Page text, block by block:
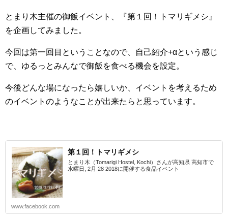
とまり木主催の御飯イベント、『第１回！トマリギメシ』
を企画してみました。
今回は第一回目ということなので、自己紹介+αという感じ
で、ゆるっとみんなで御飯を食べる機会を設定。
今後どんな場になったら嬉しいか、イベントを考えるため
のイベントのようなことが出来たらと思っています。
第１回！トマリギメシ
とまり木（Tomarigi Hostel, Kochi）さんが高知県 高知市で
水曜日, 2月 28 2018に開催する食品イベント
www.facebook.com